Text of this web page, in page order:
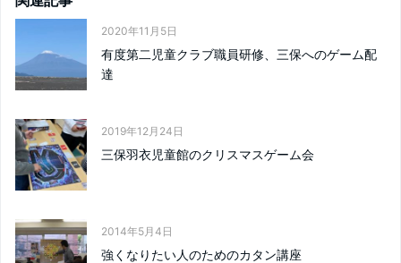
2020年11月5日
有度第二児童クラブ職員研修、三保へのゲーム配
達
2019年12月24日
三保羽衣児童館のクリスマスゲーム会
2014年5月4日
強くなりたい人のためのカタン講座